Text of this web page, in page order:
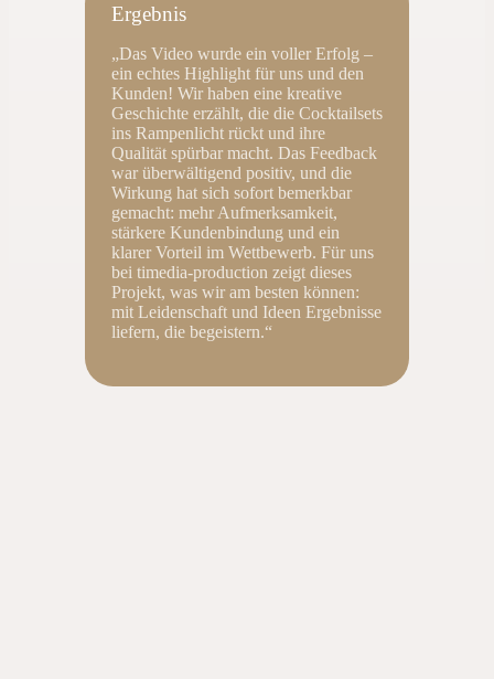
Ergebnis
„Das Video wurde ein voller Erfolg –
ein echtes Highlight für uns und den
Kunden! Wir haben eine kreative
Geschichte erzählt, die die Cocktailsets
ins Rampenlicht rückt und ihre
Qualität spürbar macht. Das Feedback
war überwältigend positiv, und die
Wirkung hat sich sofort bemerkbar
gemacht: mehr Aufmerksamkeit,
stärkere Kundenbindung und ein
klarer Vorteil im Wettbewerb. Für uns
bei timedia-production zeigt dieses
Projekt, was wir am besten können:
mit Leidenschaft und Ideen Ergebnisse
liefern, die begeistern.“